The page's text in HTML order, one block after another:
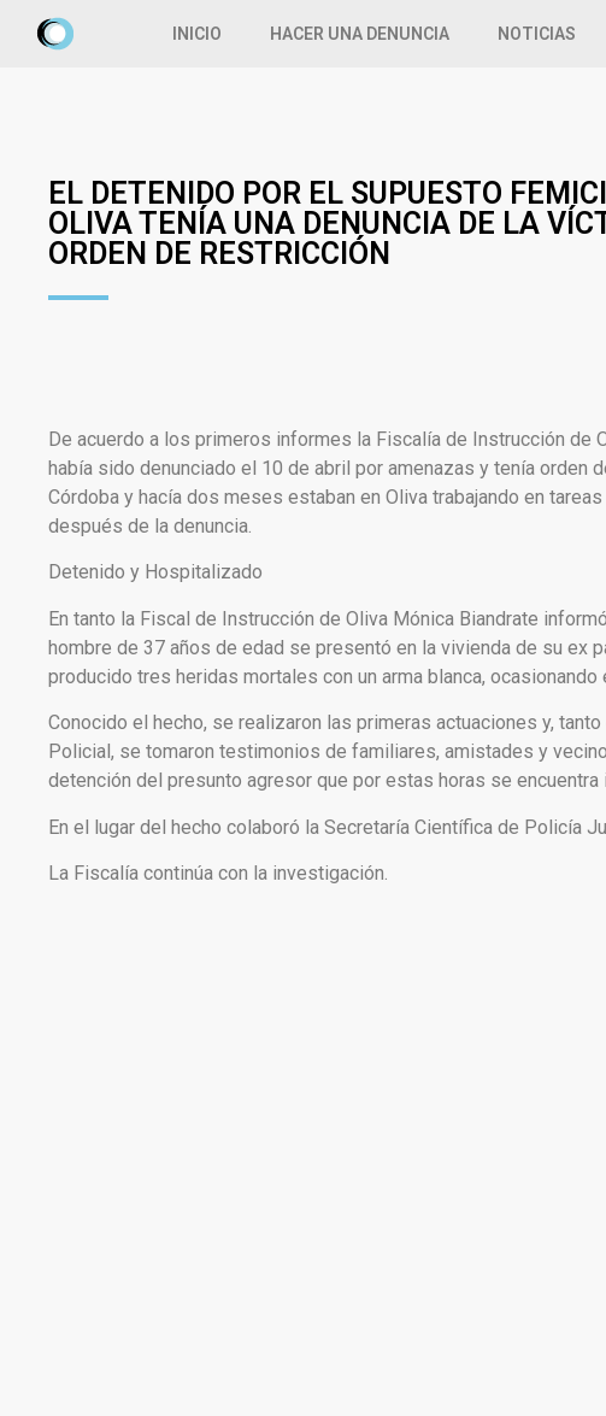
INICIO HACER UNA DENUNCIA NOTICIAS
EL DETENIDO POR EL SUPUESTO
OLIVA TENÍA UNA DENUNCIA DE LA
ORDEN DE RESTRICCIÓN
De acuerdo a los primeros informes la Fiscalía de Instrucción
había sido denunciado el 10 de abril por amenazas y tenía orden
Córdoba y hacía dos meses estaban en Oliva trabajando en
después de la denuncia.
Detenido y Hospitalizado
En tanto la Fiscal de Instrucción de Oliva Mónica Biandrate
hombre de 37 años de edad se presentó en la vivienda de su ex
producido tres heridas mortales con un arma blanca,
Conocido el hecho, se realizaron las primeras actuaciones y,
Policial, se tomaron testimonios de familiares, amistades y
detención del presunto agresor que por estas horas se
En el lugar del hecho colaboró la Secretaría Científica de Policía
La Fiscalía continúa con la investigación.